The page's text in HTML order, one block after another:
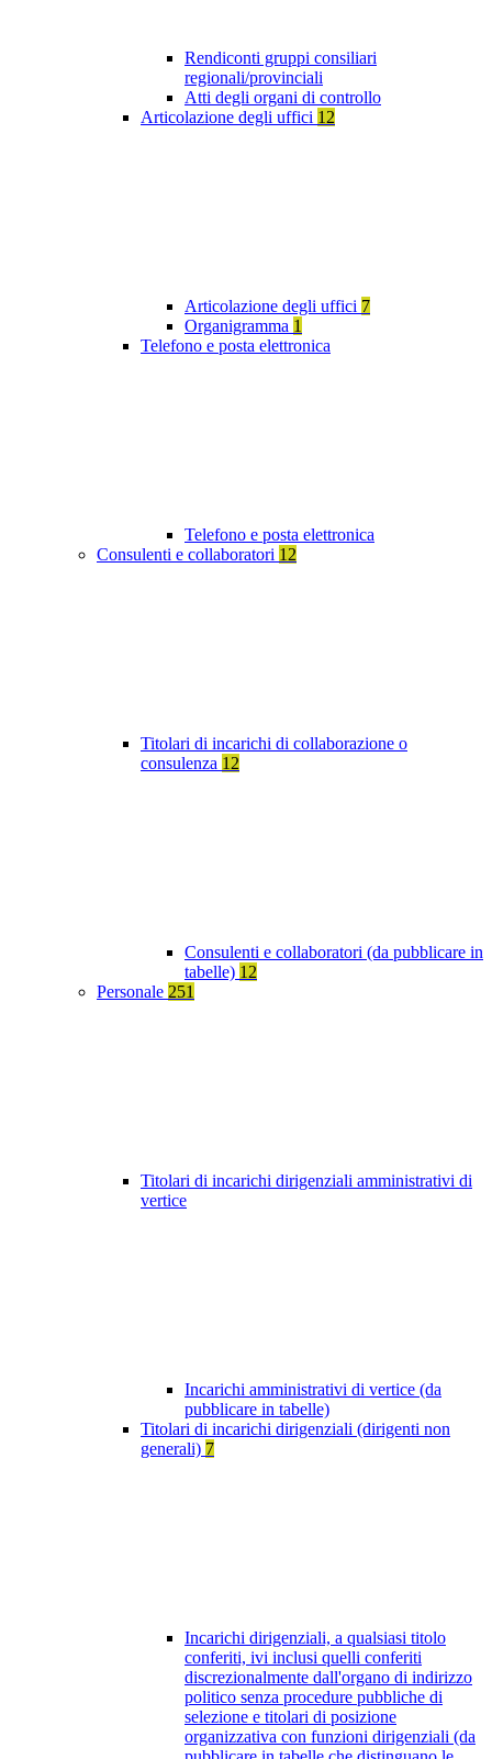
Rendiconti gruppi consiliari
regionali/provinciali
Atti degli organi di controllo
Articolazione degli uffici 12
Articolazione degli uffici 7
Organigramma 1
Telefono e posta elettronica
Telefono e posta elettronica
Consulenti e collaboratori 12
Titolari di incarichi di collaborazione o
consulenza 12
Consulenti e collaboratori (da pubblicare in
tabelle) 12
Personale 251
Titolari di incarichi dirigenziali amministrativi di
vertice
Incarichi amministrativi di vertice (da
pubblicare in tabelle)
Titolari di incarichi dirigenziali (dirigenti non
generali) 7
Incarichi dirigenziali, a qualsiasi titolo
conferiti, ivi inclusi quelli conferiti
discrezionalmente dall'organo di indirizzo
politico senza procedure pubbliche di
selezione e titolari di posizione
organizzativa con funzioni dirigenziali (da